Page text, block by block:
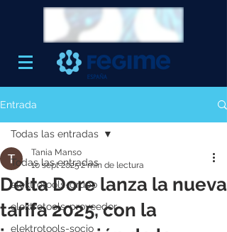
Entrada
Todas las entradas
elektrotools-grupo
elektrotools-proveedor
elektrotools-socio
Todas las entradas
Delta Dore lanza la nueva
tarifa 2025, con la
Tania Manso
10 sept 20252 min de lectura